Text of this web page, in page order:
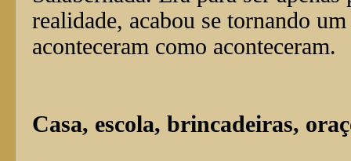
realidade, acabou se tornando
aconteceram como aconteceram.
Casa, escola, brincadeiras,